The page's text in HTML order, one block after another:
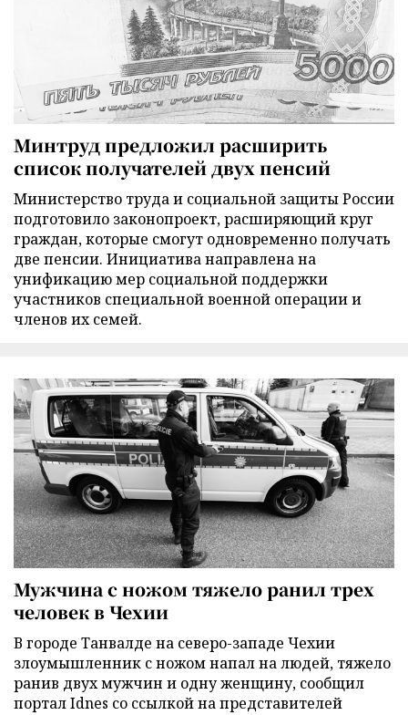
Минтруд предложил расширить
список получателей двух пенсий
Министерство труда и социальной защиты России
подготовило законопроект, расширяющий круг
граждан, которые смогут одновременно получать
две пенсии. Инициатива направлена на
унификацию мер социальной поддержки
участников специальной военной операции и
членов их семей.
Мужчина с ножом тяжело ранил трех
человек в Чехии
В городе Танвалде на северо-западе Чехии
злоумышленник с ножом напал на людей, тяжело
ранив двух мужчин и одну женщину, сообщил
портал Idnes со ссылкой на представителей